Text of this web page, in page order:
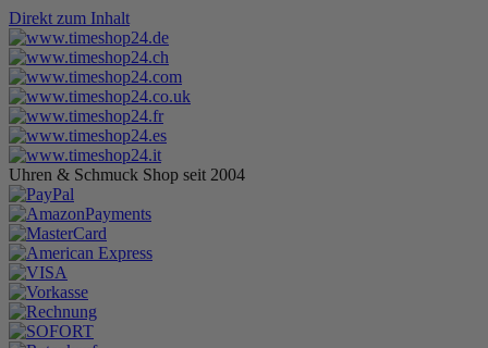
Direkt zum Inhalt
Uhren & Schmuck Shop seit 2004